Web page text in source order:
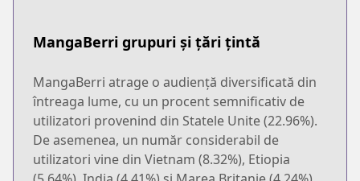
MangaBerri grupuri și țări țintă
MangaBerri atrage o audiență diversificată din
întreaga lume, cu un procent semnificativ de
utilizatori provenind din Statele Unite (22.96%).
De asemenea, un număr considerabil de
utilizatori vine din Vietnam (8.32%), Etiopia